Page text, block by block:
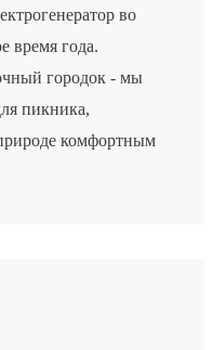
во
время года.
городок - мы
пикника,
комфортным